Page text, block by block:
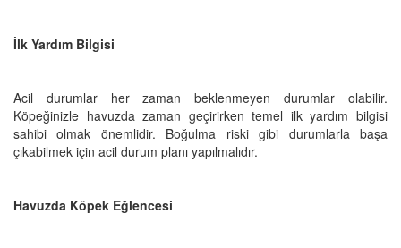
İlk Yardım Bilgisi
Acil durumlar her zaman beklenmeyen durumlar olabilir.
Köpeğinizle havuzda zaman geçirirken temel ilk yardım bilgisi
sahibi olmak önemlidir. Boğulma riski gibi durumlarla başa
çıkabilmek için acil durum planı yapılmalıdır.
Havuzda Köpek Eğlencesi